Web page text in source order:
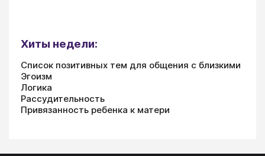
Хиты недели:
Список позитивных тем для общения с близкими
Эгоизм
Логика
Рассудительность
Привязанность ребенка к матери